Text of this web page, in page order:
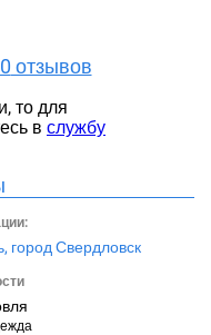
0 отзывов
то для
в службу
город Свердловск